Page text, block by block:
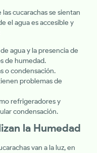
cucarachas se sientan
el agua es accesible y
agua y la presencia de
de humedad.
o condensación.
problemas de
refrigeradores y
condensación.
la Humedad
van a la luz, en